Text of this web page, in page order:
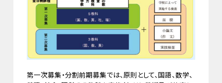
第一次募集・分割前期募集では、原則として、国語、数学、